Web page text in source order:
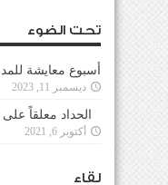
تحت الضوء
أسبوع معايشة
ديسمبر 11, 2023
الحداد معلقاً على
أكتوبر 6, 2021
لقاء